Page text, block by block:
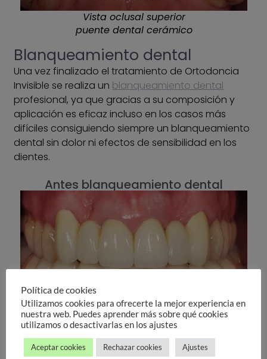
Vista oclusal superior
puente dental cerámico
Blanqueamiento dental
Una vez finalizado el tratamiento de Ortodoncia
Invisible se realiza un blanqueamiento dental
profesional, ya que gracias a su composición y
aplicación es eficaz incluso en los casos más
difíciles consiguiendo siempre un blanqueamiento
dental sin dolor ni efectos de sensibilidad en los
dientes.
Antes blanqueamiento dental
Vista frontal
Política de cookies
Utilizamos cookies para ofrecerte la mejor experiencia en
nuestra web. Puedes aprender más sobre qué cookies
utilizamos o desactivarlas en los ajustes
Aceptar cookies Rechazar cookies Ajustes